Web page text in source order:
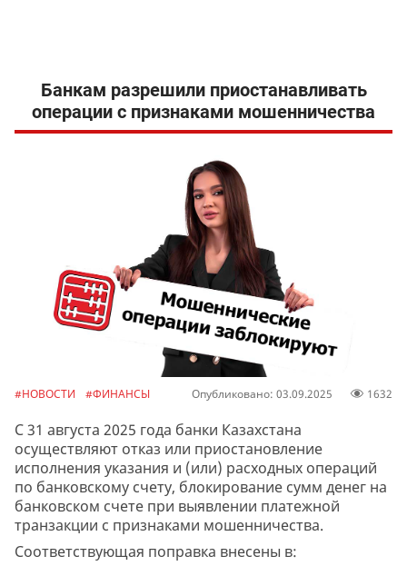
Банкам разрешили приостанавливать
операции с признаками мошенничества
#НОВОСТИ #ФИНАНСЫ Опубликовано: 03.09.2025 1632
С 31 августа 2025 года банки Казахстана
осуществляют отказ или приостановление
исполнения указания и (или) расходных операций
по банковскому счету, блокирование сумм денег на
банковском счете при выявлении платежной
транзакции с признаками мошенничества.
Соответствующая поправка внесены в: